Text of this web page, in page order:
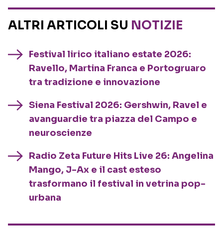
ALTRI ARTICOLI SU NOTIZIE
Festival lirico italiano estate 2026:
Ravello, Martina Franca e Portogruaro
tra tradizione e innovazione
Siena Festival 2026: Gershwin, Ravel e
avanguardie tra piazza del Campo e
neuroscienze
Radio Zeta Future Hits Live 26: Angelina
Mango, J-Ax e il cast esteso
trasformano il festival in vetrina pop-
urbana